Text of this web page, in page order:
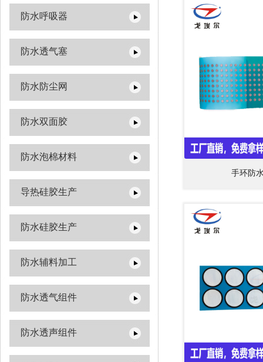
防水呼吸器
防水透气塞
防水防尘网
防水双面胶
防水泡棉材料
导热硅胶生产
防水硅胶生产
防水辅料加工
防水透气组件
防水透声组件
手环防